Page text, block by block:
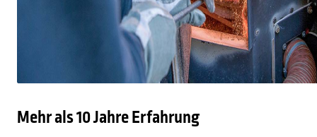
Mehr als 10 Jahre Erfahrung